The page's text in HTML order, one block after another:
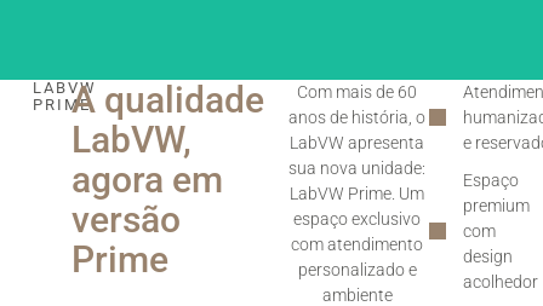
LABVW
PRIMEA qualidade
LabVW,
agora em
versão
Prime
Com mais de 60
anos de história, o
LabVW apresenta
sua nova unidade:
LabVW Prime. Um
espaço exclusivo
com atendimento
personalizado e
ambiente
e
Espaço
premium
com
design
acolhedor